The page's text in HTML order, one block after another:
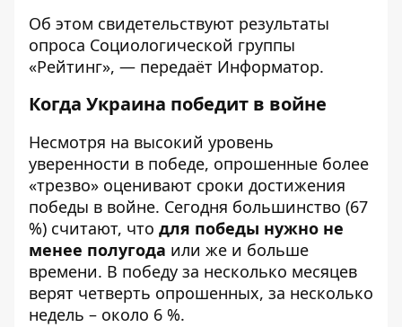
Об этом свидетельствуют результаты
опроса Социологической группы
«Рейтинг», — передаёт Информатор.
Когда Украина победит в войне
Несмотря на высокий уровень
уверенности в победе, опрошенные более
«трезво» оценивают сроки достижения
победы в войне. Сегодня большинство (67
%) считают, что для победы нужно не
менее полугода или же и больше
времени. В победу за несколько месяцев
верят четверть опрошенных, за несколько
недель – около 6 %.